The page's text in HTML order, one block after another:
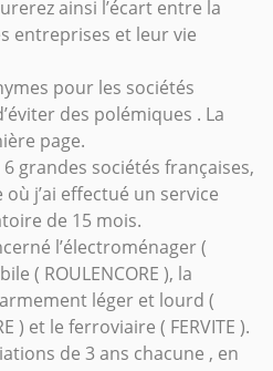
ainsi l’écart entre la
entreprises et leur vie
pour les sociétés
des polémiques . La
page.
6 grandes sociétés françaises,
j’ai effectué un service
de 15 mois.
l’électroménager (
( ROULENCORE ), la
léger et lourd (
) et le ferroviaire ( FERVITE ).
de 3 ans chacune , en